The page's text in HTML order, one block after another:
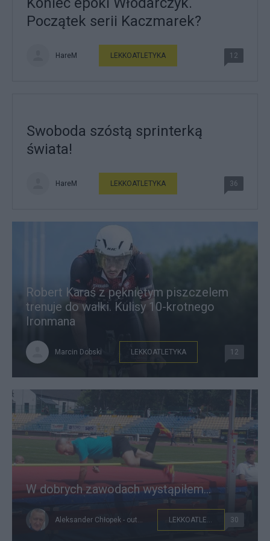
Początek serii Kaczmarek?
HareM LEKKOATLETYKA 12
Swoboda szóstą sprinterką
świata!
HareM LEKKOATLETYKA 36
Robert Karaś z pękniętym piszczelem
trenuje do walki. Kulisy 10-krotnego
Ironmana
Marcin Dobski LEKKOATLETYKA 12
W dobrych zawodach wystąpiłem...
Aleksander Chłopek - outsider221 LEKKOATLETYKA 30